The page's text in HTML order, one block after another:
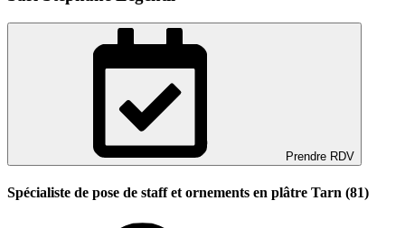
Prendre RDV
Spécialiste de pose de staff et ornements en plâtre Tarn (81)